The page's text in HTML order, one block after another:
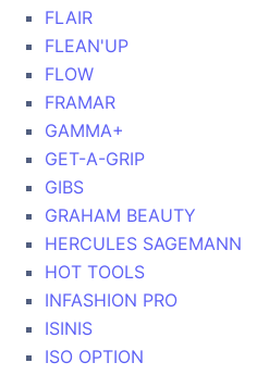
FLAIR
FLEAN'UP
FLOW
FRAMAR
GAMMA+
GET-A-GRIP
GIBS
GRAHAM BEAUTY
HERCULES SAGEMANN
HOT TOOLS
INFASHION PRO
ISINIS
ISO OPTION